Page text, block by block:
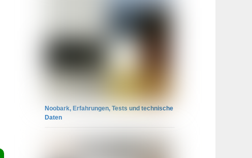
Noobark, Erfahrungen, Tests und technische
Daten